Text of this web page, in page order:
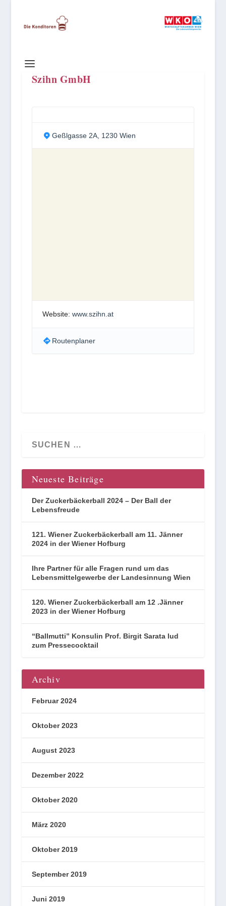
Szihn GmbH
Geßlgasse 2A, 1230 Wien
Website: www.szihn.at
Routenplaner
Neueste Beiträge
Der Zuckerbäckerball 2024 – Der Ball der
Lebensfreude
121. Wiener Zuckerbäckerball am 11. Jänner
2024 in der Wiener Hofburg
Ihre Partner für alle Fragen rund um das
Lebensmittelgewerbe der Landesinnung Wien
120. Wiener Zuckerbäckerball am 12 .Jänner
2023 in der Wiener Hofburg
“Ballmutti” Konsulin Prof. Birgit Sarata lud
zum Pressecocktail
Archiv
Februar 2024
Oktober 2023
August 2023
Dezember 2022
Oktober 2020
März 2020
Oktober 2019
September 2019
Juni 2019